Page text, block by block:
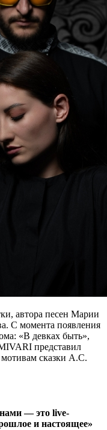
автора песен Марии
С момента появления
«В девках быть»,
представил
сказки А.С.
— это live-
и настоящее»